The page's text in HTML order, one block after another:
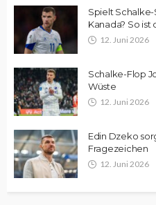
Spielt
Kanada? So ist
12. Juni 2026
Schalke-Flop
Wüste
12. Juni 2026
Edin Dzeko
Fragezeichen
12. Juni 2026